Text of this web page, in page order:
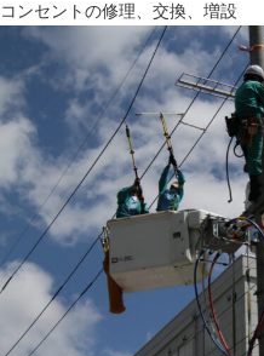
コンセントの修理、交換、増設